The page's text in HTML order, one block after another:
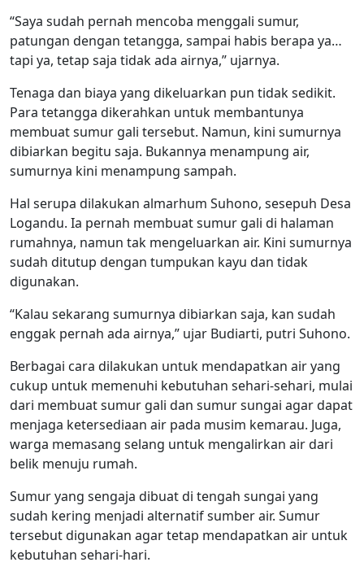
“Saya sudah pernah mencoba menggali sumur,
patungan dengan tetangga, sampai habis berapa ya…
tapi ya, tetap saja tidak ada airnya,” ujarnya.
Tenaga dan biaya yang dikeluarkan pun tidak sedikit.
Para tetangga dikerahkan untuk membantunya
membuat sumur gali tersebut. Namun, kini sumurnya
dibiarkan begitu saja. Bukannya menampung air,
sumurnya kini menampung sampah.
Hal serupa dilakukan almarhum Suhono, sesepuh Desa
Logandu. Ia pernah membuat sumur gali di halaman
rumahnya, namun tak mengeluarkan air. Kini sumurnya
sudah ditutup dengan tumpukan kayu dan tidak
digunakan.
“Kalau sekarang sumurnya dibiarkan saja, kan sudah
enggak pernah ada airnya,” ujar Budiarti, putri Suhono.
Berbagai cara dilakukan untuk mendapatkan air yang
cukup untuk memenuhi kebutuhan sehari-sehari, mulai
dari membuat sumur gali dan sumur sungai agar dapat
menjaga ketersediaan air pada musim kemarau. Juga,
warga memasang selang untuk mengalirkan air dari
belik menuju rumah.
Sumur yang sengaja dibuat di tengah sungai yang
sudah kering menjadi alternatif sumber air. Sumur
tersebut digunakan agar tetap mendapatkan air untuk
kebutuhan sehari-hari.